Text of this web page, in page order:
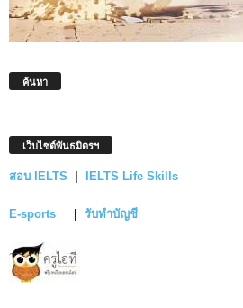
ค้นหา
เว็บไซต์พันธมิตรฯ
สอบ IELTS IELTS Life Skills
E-sports รับทำบัญชี